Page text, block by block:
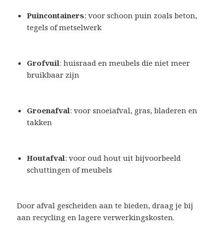
Puincontainers: voor schoon puin zoals beton,
tegels of metselwerk
Grofvuil: huisraad en meubels die niet meer
bruikbaar zijn
Groenafval: voor snoeiafval, gras, bladeren en
takken
Houtafval: voor oud hout uit bijvoorbeeld
schuttingen of meubels
Door afval gescheiden aan te bieden, draag je bij
aan recycling en lagere verwerkingskosten.